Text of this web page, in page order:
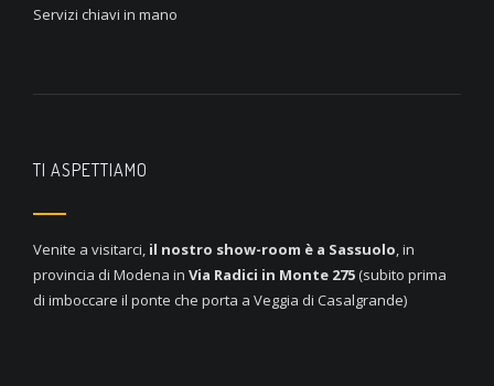
Servizi chiavi in mano
TI ASPETTIAMO
Venite a visitarci, il nostro show-room è a Sassuolo, in
provincia di Modena in Via Radici in Monte 275 (subito prima
di imboccare il ponte che porta a Veggia di Casalgrande)